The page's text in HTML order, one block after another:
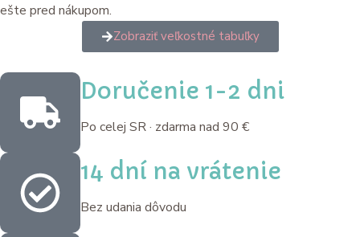
ešte pred nákupom.
Zobraziť veľkostné tabuľky
Doručenie 1-2 dni
Po celej SR · zdarma nad 90 €
14 dní na vrátenie
Bez udania dôvodu